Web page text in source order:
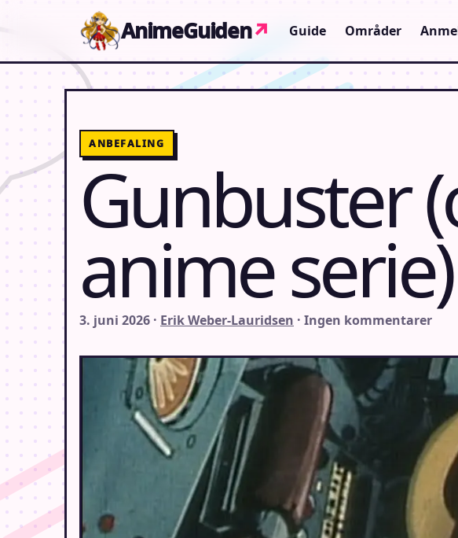
AnimeGuiden↗ Guide Områder
ANBEFALING
Gunbuster
anime serie)
3. juni 2026 · Erik Weber-Lauridsen · Ingen kommentarer